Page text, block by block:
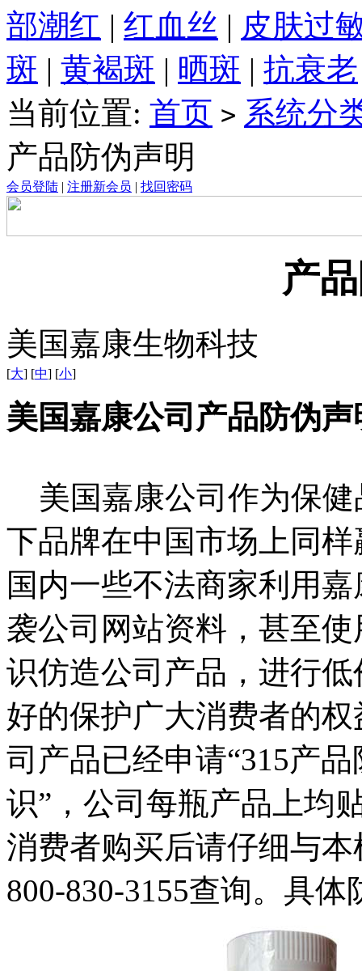
部潮红 | 红血丝 | 皮肤过
斑 | 黄褐斑 | 晒斑 | 抗衰老
当前位置: 首页 > 系统分
产品防伪声明
会员登陆 | 注册新会员 | 找回密码
产
美国嘉康生物科技
[大] [中] [小]
美国嘉康公司产品防伪声
美国嘉康公司作为保健
下品牌在中国市场上同
国内一些不法商家利用
袭公司网站资料，甚至
识仿造公司产品，进行
好的保护广大消费者的
司产品已经申请“315产
识”，公司每瓶产品上均
消费者购买后请仔细与
800-830-3155查询。具